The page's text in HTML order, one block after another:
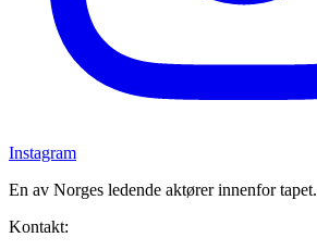
Instagram
En av Norges ledende aktører innenfor tapet.
Kontakt: